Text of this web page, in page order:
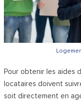
Pour obtenir les aides
locataires doivent
soit directement en